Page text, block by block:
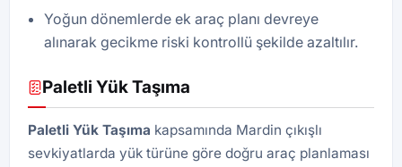
Yoğun dönemlerde ek araç planı devreye
alınarak gecikme riski kontrollü şekilde azaltılır.
Paletli Yük Taşıma
Paletli Yük Taşıma kapsamında Mardin çıkışlı
sevkiyatlarda yük türüne göre doğru araç planlaması